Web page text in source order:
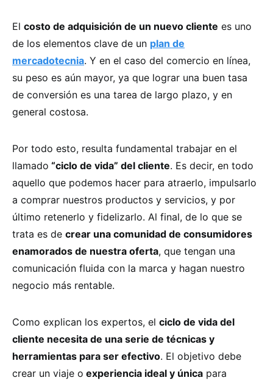
El costo de adquisición de un nuevo cliente es uno
de los elementos clave de un plan de
mercadotecnia. Y en el caso del comercio en línea,
su peso es aún mayor, ya que lograr una buen tasa
de conversión es una tarea de largo plazo, y en
general costosa.
Por todo esto, resulta fundamental trabajar en el
llamado “ciclo de vida” del cliente. Es decir, en todo
aquello que podemos hacer para atraerlo, impulsarlo
a comprar nuestros productos y servicios, y por
último retenerlo y fidelizarlo. Al final, de lo que se
trata es de crear una comunidad de consumidores
enamorados de nuestra oferta, que tengan una
comunicación fluida con la marca y hagan nuestro
negocio más rentable.
Como explican los expertos, el ciclo de vida del
cliente necesita de una serie de técnicas y
herramientas para ser efectivo. El objetivo debe
crear un viaje o experiencia ideal y única para